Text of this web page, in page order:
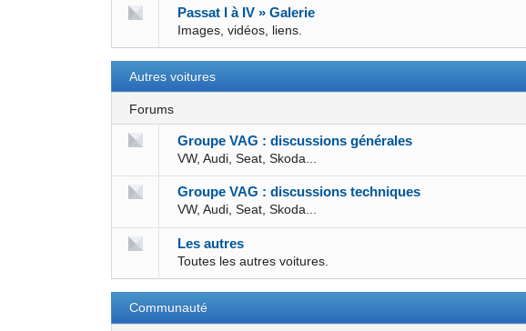
Passat I à IV » Galerie
Images, vidéos, liens.
Autres voitures
Forums
Groupe VAG : discussions générales
VW, Audi, Seat, Skoda...
Groupe VAG : discussions techniques
VW, Audi, Seat, Skoda...
Les autres
Toutes les autres voitures.
Communauté